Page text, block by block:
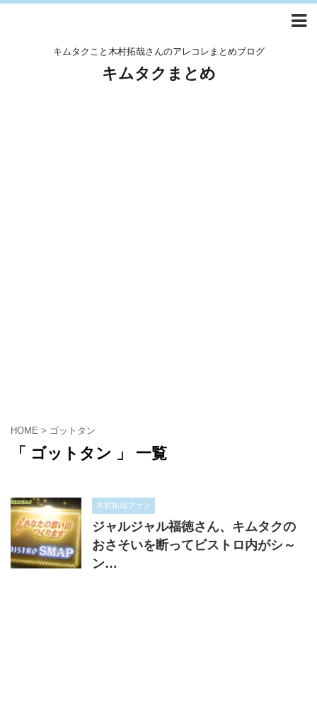
キムタクこと木村拓哉さんのアレコレまとめブログ
キムタクまとめ
HOME > ゴットタン
「 ゴットタン 」 一覧
木村拓哉ファン
ジャルジャル福徳さん、キムタクの
おさそいを断ってビストロ内がシ～
ン…